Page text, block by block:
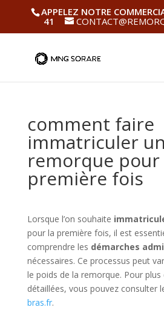
APPELEZ NOTRE
41
comment faire
immatriculer
remorque pour
première fois
Lorsque l’on souhaite
pour la première fois, il est
comprendre les démarches
nécessaires. Ce processus peut
le poids de la remorque. Pour plus
détaillées, vous pouvez consulter
bras.fr.